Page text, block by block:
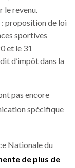
le revenu.
: proposition de loi
sportives
et le 31
d’impôt dans la
pas encore
spécifique
Nationale du
de plus de